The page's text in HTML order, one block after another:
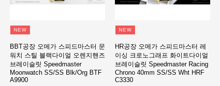
NEW
BBT공장 오메가 스피드마스터 문
워치 스틸 블랙다이얼 오렌지핸즈
브레이슬릿 Speedmaster
Moonwatch SS/SS Blk/Org BTF
A9900
NEW
HR공장 오메가 스피드마스터 레
이싱 크로노그래프 화이트다이얼
브레이슬릿 Speedmaster Racing
Chrono 40mm SS/SS Wht HRF
C3330